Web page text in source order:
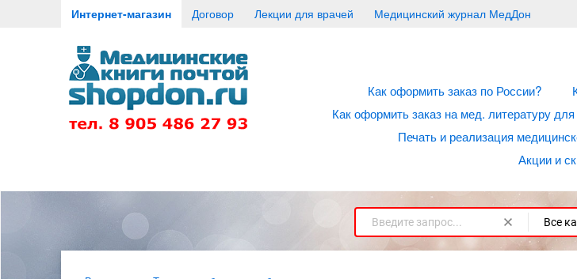
Интернет-магазин Договор Лекции для врачей Медицинский журнал МедДон
Как оформить заказ по России?
Как оформить заказ на мед. литературу для
Печать и реализация
Акции и
Все